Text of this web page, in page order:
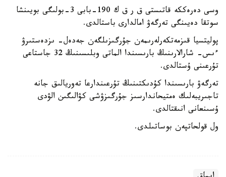
وسى دەرەككە قاتىستى ق ر ق ك 190-بابى 3-بولىگى بويىنشا
سوتقا دەيىنگى تەرگەۋ امالدارى باستالدى.
پوليتسيا قىزمەتكەرلەرىمەن جۇرگىزىلگەن جەدەل- ىزدەستىرۋ
ءىس- شارالارىنىڭ بارىسىندا الماتى وبلىسىنىڭ 32 جاستاعى
تۇرعىنى ۇستالدى.
تەرگەۋ بارىسىندا كۇدىكتىنىڭ تۇرعىندارعا تەوريالىق جانە
تاجىريبەلىك ەمتيحاندارسىز جۇرگىزۋشى كۋالىگىن الۋدى
ۇسىنعانى انىقتالدى.
ول قولحاتپەن بوساتىلدى.